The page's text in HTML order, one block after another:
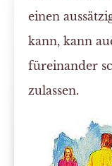
einen
kann, kann
füreinander
zulassen.